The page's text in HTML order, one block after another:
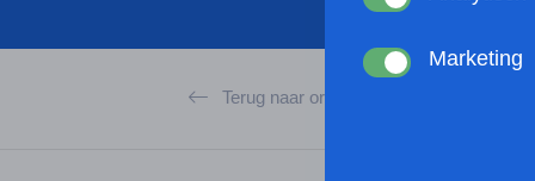
Terug naar organisaties
werking van de
browserinstellingen
gebruikt of hoe
passen en zo uw
Marketing
kunnen tonen op
andere wordt